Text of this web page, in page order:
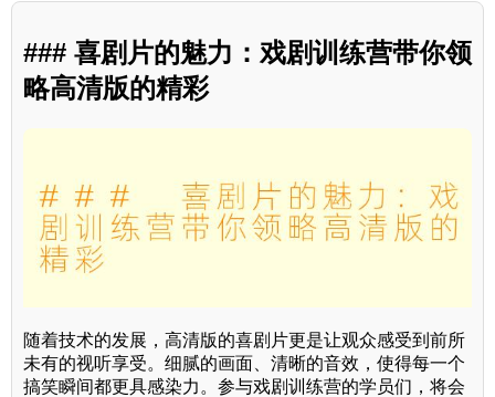
### 喜剧片的魅力：戏剧训练营带你领
略高清版的精彩
随着技术的发展，高清版的喜剧片更是让观众感受到前所
未有的视听享受。细腻的画面、清晰的音效，使得每一个
搞笑瞬间都更具感染力。参与戏剧训练营的学员们，将会